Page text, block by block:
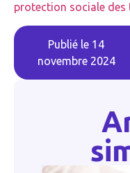
protection sociale des
Publié le 14
novembre 2024